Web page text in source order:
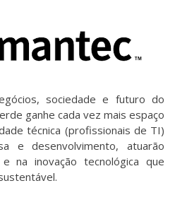
sociedade e futuro do
ganhe cada vez mais espaço
técnica (profissionais de TI)
e desenvolvimento, atuarão
na inovação tecnológica que